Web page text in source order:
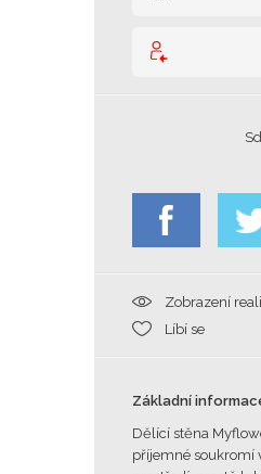
Zobrazení
Líbí se
Základní
Dělící stěna
příjemné soukromí